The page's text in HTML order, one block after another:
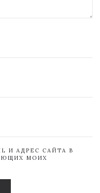
И АДРЕС САЙТА В
МОИХ